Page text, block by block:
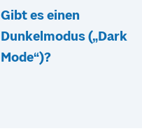
Gibt es einen
Dunkelmodus („Dark
Mode“)?